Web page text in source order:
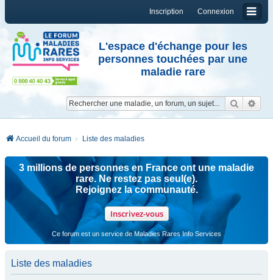
Connexion
Inscription
L'espace d'échange pour les
personnes touchées par une
maladie rare
Accueil du forum Liste des maladies
3 millions de personnes en France ont une maladie
rare. Ne restez pas seul(e).
Rejoignez la communauté.
Inscrivez-vous
Ce forum est un service de Maladies Rares Info Services
Liste des maladies